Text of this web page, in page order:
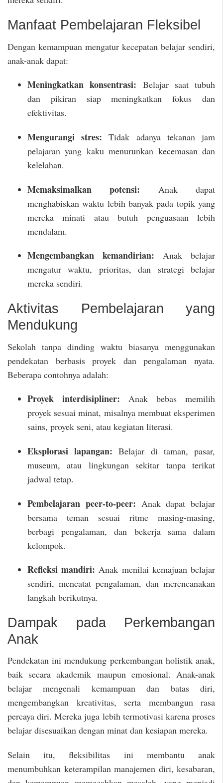
Manfaat Pembelajaran Fleksibel
Dengan kemampuan mengatur kecepatan belajar sendiri,
anak-anak dapat:
Meningkatkan konsentrasi: Belajar saat tubuh
dan pikiran siap meningkatkan fokus dan
efektivitas.
Mengurangi stres: Tidak adanya tekanan jam
pelajaran yang kaku menurunkan kecemasan dan
kelelahan.
Memaksimalkan potensi: Anak dapat
menghabiskan waktu lebih banyak pada topik yang
mereka minati atau butuh penguasaan lebih
mendalam.
Mengembangkan kemandirian: Anak belajar
mengatur waktu, prioritas, dan strategi belajar
mereka sendiri.
Aktivitas Pembelajaran yang
Mendukung
Sekolah tanpa dinding waktu biasanya menggunakan
pendekatan berbasis proyek dan pengalaman nyata.
Beberapa contohnya adalah:
Proyek interdisipliner: Anak bebas memilih
proyek sesuai minat, misalnya membuat eksperimen
sains, proyek seni, atau kegiatan literasi.
Eksplorasi lapangan: Belajar di taman, pasar,
museum, atau lingkungan sekitar tanpa terikat
jadwal tetap.
Pembelajaran peer-to-peer: Anak dapat belajar
bersama teman sesuai ritme masing-masing,
berbagi pengalaman, dan bekerja sama dalam
kelompok.
Refleksi mandiri: Anak menilai kemajuan belajar
sendiri, mencatat pengalaman, dan merencanakan
langkah berikutnya.
Dampak pada Perkembangan
Anak
Pendekatan ini mendukung perkembangan holistik anak,
baik secara akademik maupun emosional. Anak-anak
belajar mengenali kemampuan dan batas diri,
mengembangkan kreativitas, serta membangun rasa
percaya diri. Mereka juga lebih termotivasi karena proses
belajar disesuaikan dengan minat dan kesiapan mereka.
Selain itu, fleksibilitas ini membantu anak
menumbuhkan keterampilan manajemen diri, kesabaran,